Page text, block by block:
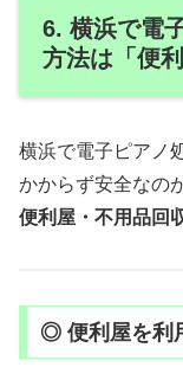
6. 横浜で電
方法は「便
横浜で電子ピアノ
かからず安全なの
便利屋・不用品回
◎ 便利屋を利